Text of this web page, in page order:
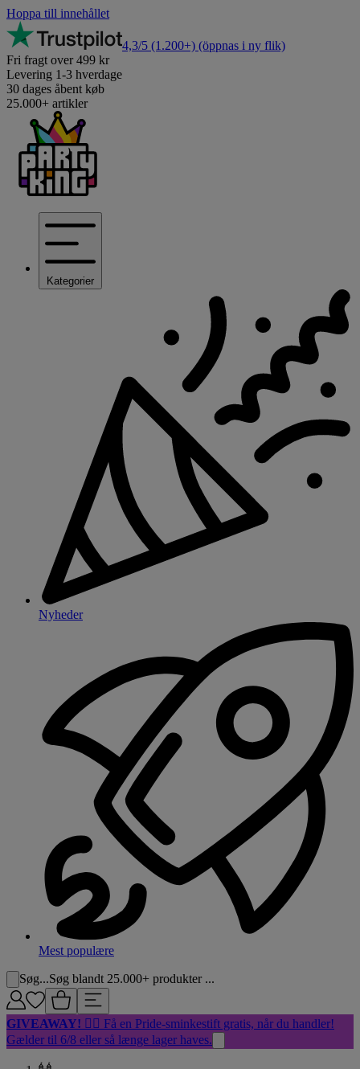
Hoppa till innehållet
4,3/5 (1.200+) (öppnas i ny flik)
Fri fragt over 499 kr
Levering 1-3 hverdage
30 dages åbent køb
25.000+ artikler
Kategorier
Nyheder
Mest populære
Søg...Søg blandt 25.000+ produkter ...
GIVEAWAY! 🏳️‍🌈 Få en Pride-sminkestift gratis, når du handler!
Gælder til 6/8 eller så længe lager haves.